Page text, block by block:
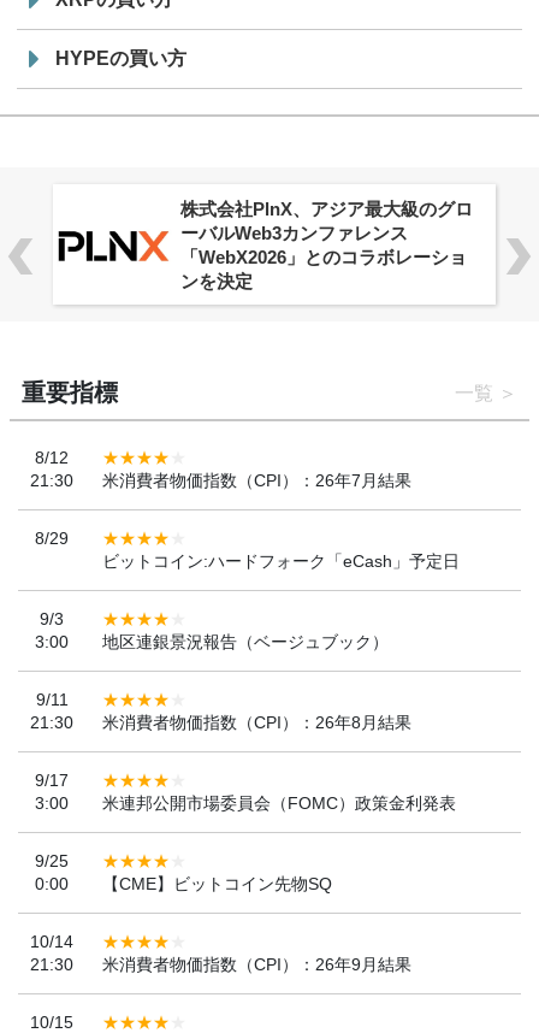
HYPEの買い方
株式会社PlnX、アジア最大級のグロ
ーバルWeb3カンファレンス
「WebX2026」とのコラボレーショ
ンを決定
重要指標 一覧
8/12
21:30
米消費者物価指数（CPI）：26年7月結果
8/29
ビットコイン:ハードフォーク「eCash」予定日
9/3
3:00
地区連銀景況報告（ベージュブック）
9/11
21:30
米消費者物価指数（CPI）：26年8月結果
9/17
3:00
米連邦公開市場委員会（FOMC）政策金利発表
9/25
0:00
【CME】ビットコイン先物SQ
10/14
21:30
米消費者物価指数（CPI）：26年9月結果
10/15